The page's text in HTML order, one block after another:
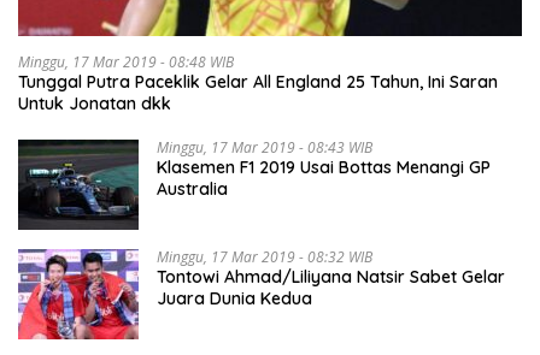
Minggu, 17 Mar 2019 - 08:48 WIB
Tunggal Putra Paceklik Gelar All England 25 Tahun, Ini Saran
Untuk Jonatan dkk
Minggu, 17 Mar 2019 - 08:43 WIB
Klasemen F1 2019 Usai Bottas Menangi GP
Australia
Minggu, 17 Mar 2019 - 08:32 WIB
Tontowi Ahmad/Liliyana Natsir Sabet Gelar
Juara Dunia Kedua